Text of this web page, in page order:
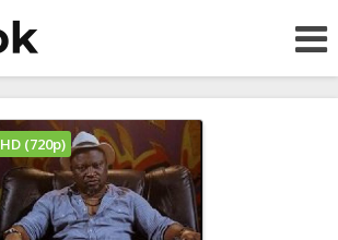
HD (720p)